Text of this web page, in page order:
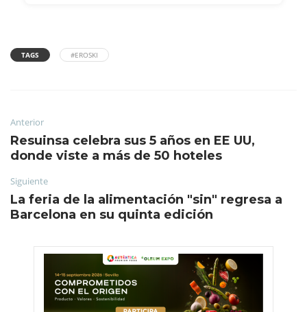
TAGS #EROSKI
Anterior
Resuinsa celebra sus 5 años en EE UU,
donde viste a más de 50 hoteles
Siguiente
La feria de la alimentación "sin" regresa a
Barcelona en su quinta edición